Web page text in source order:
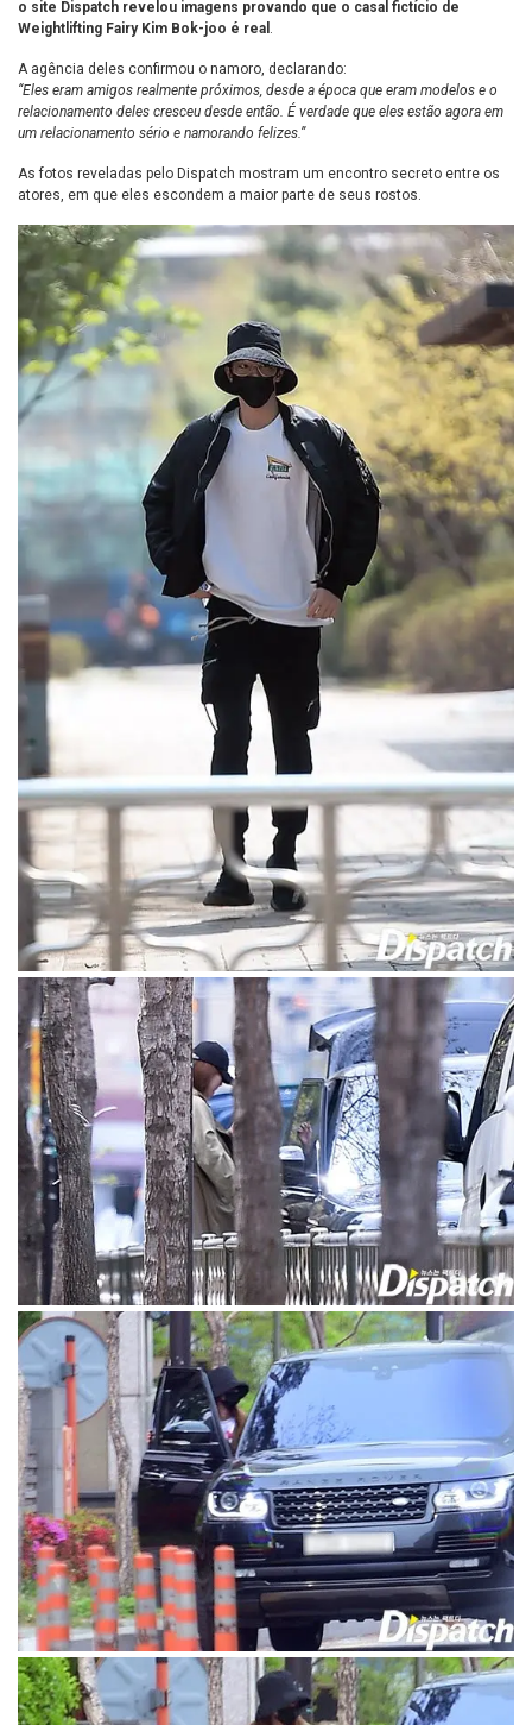
o site Dispatch revelou imagens provando que o casal fictício de
Weightlifting Fairy Kim Bok-joo é real .
A agência deles confirmou o namoro, declarando:
“Eles eram amigos realmente próximos, desde a época que eram modelos e o
relacionamento deles cresceu desde então. É verdade que eles estão agora em
um relacionamento sério e namorando felizes.”
As fotos reveladas pelo Dispatch mostram um encontro secreto entre os
atores, em que eles escondem a maior parte de seus rostos.